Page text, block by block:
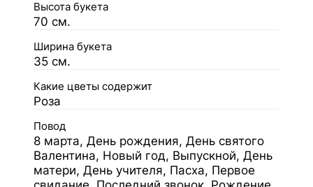
Высота букета
70 см.
Ширина букета
35 см.
Какие цветы содержит
Роза
Повод
8 марта, День рождения, День святого
Валентина, Новый год, Выпускной, День
матери, День учителя, Пасха, Первое